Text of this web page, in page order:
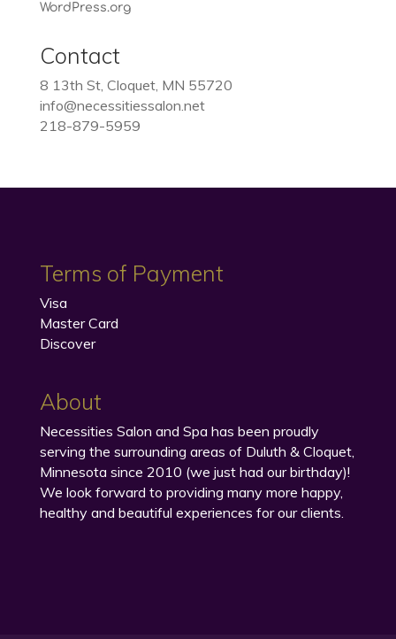
WordPress.org
Contact
8 13th St, Cloquet, MN 55720
info@necessitiessalon.net
218-879-5959
Terms of Payment
Visa
Master Card
Discover
About
Necessities Salon and Spa has been proudly
serving the surrounding areas of Duluth & Cloquet,
Minnesota since 2010 (we just had our birthday)!
We look forward to providing many more happy,
healthy and beautiful experiences for our clients.